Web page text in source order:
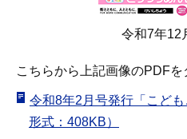
令和7年12
こちらから上記画像のPDFを
令和8年2月号発行「こど
形式：408KB）